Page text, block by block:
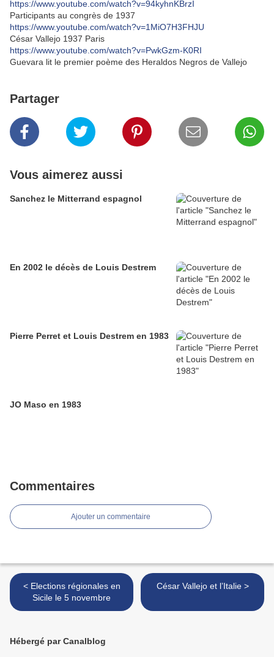
https://www.youtube.com/watch?v=94kyhnKBrzI
Participants au congrès de 1937
https://www.youtube.com/watch?v=1MiO7H3FHJU
César Vallejo 1937 Paris
https://www.youtube.com/watch?v=PwkGzm-K0RI
Guevara lit le premier poème des Heraldos Negros de Vallejo
Partager
Vous aimerez aussi
Sanchez le Mitterrand espagnol
En 2002 le décès de Louis Destrem
Pierre Perret et Louis Destrem en 1983
JO Maso en 1983
Commentaires
Ajouter un commentaire
< Elections régionales en
Sicile le 5 novembre
César Vallejo et l’Italie >
Hébergé par Canalblog